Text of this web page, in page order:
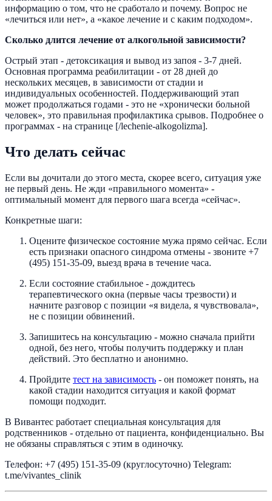
информацию о том, что не сработало и почему. Вопрос не
«лечиться или нет», а «какое лечение и с каким подходом».
Сколько длится лечение от алкогольной зависимости?
Острый этап - детоксикация и вывод из запоя - 3-7 дней.
Основная программа реабилитации - от 28 дней до
нескольких месяцев, в зависимости от стадии и
индивидуальных особенностей. Поддерживающий этап
может продолжаться годами - это не «хронически больной
человек», это правильная профилактика срывов. Подробнее о
программах - на странице [/lechenie-alkogolizma].
Что делать сейчас
Если вы дочитали до этого места, скорее всего, ситуация уже
не первый день. Не жди «правильного момента» -
оптимальный момент для первого шага всегда «сейчас».
Конкретные шаги:
Оцените физическое состояние мужа прямо сейчас. Если
есть признаки опасного синдрома отмены - звоните +7
(495) 151-35-09, выезд врача в течение часа.
Если состояние стабильное - дождитесь
терапевтического окна (первые часы трезвости) и
начните разговор с позиции «я видела, я чувствовала»,
не с позиции обвинений.
Запишитесь на консультацию - можно сначала прийти
одной, без него, чтобы получить поддержку и план
действий. Это бесплатно и анонимно.
Пройдите тест на зависимость - он поможет понять, на
какой стадии находится ситуация и какой формат
помощи подходит.
В Вивантес работает специальная консультация для
родственников - отдельно от пациента, конфиденциально. Вы
не обязаны справляться с этим в одиночку.
Телефон: +7 (495) 151-35-09 (круглосуточно) Telegram:
t.me/vivantes_clinik